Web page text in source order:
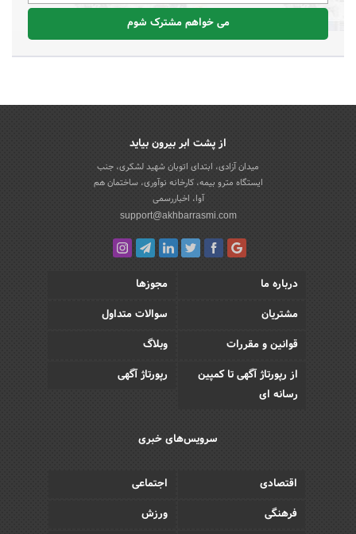
می خواهم مشترک شوم
از پشت ابر بیرون بیاید
میدان آزادی، ابتدای اتوبان شهید لشکری، جنب
ایستگاه مترو بیمه، کارخانه نوآوری، ساختمان هم
آوا، اخباررسمی
support@akhbarrasmi.com
درباره ما
مجوزها
مشتریان
سوالات متداول
قوانین و مقررات
وبلاگ
از رپورتاژ آگهی تا کمپین
رسانه ای
رپورتاژ آگهی
سرویس‌های خبری
اقتصادی
اجتماعی
فرهنگی
ورزش